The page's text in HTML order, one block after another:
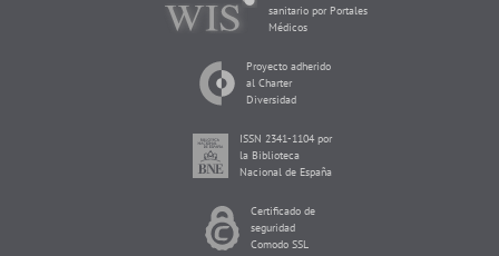
sanitario por Portales
Médicos
Proyecto adherido
al Charter
Diversidad
ISSN 2341-1104 por
la Biblioteca
Nacional de España
Certificado de
seguridad
Comodo SSL